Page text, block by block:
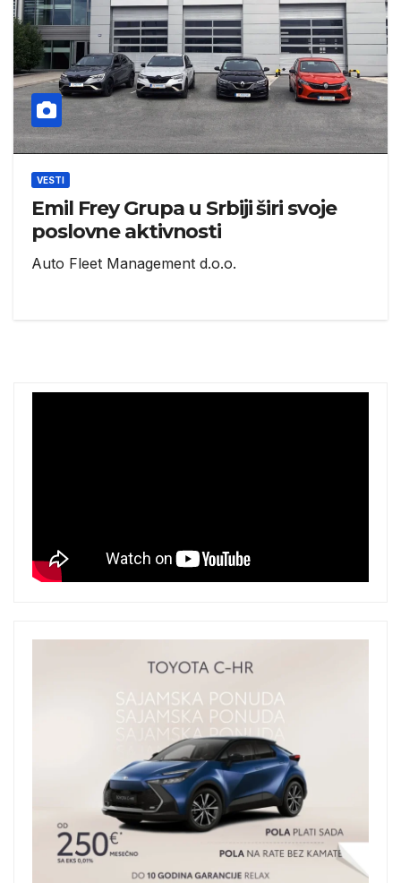
VESTI
Emil Frey Grupa u Srbiji širi svoje
poslovne aktivnosti
Auto Fleet Management d.o.o.